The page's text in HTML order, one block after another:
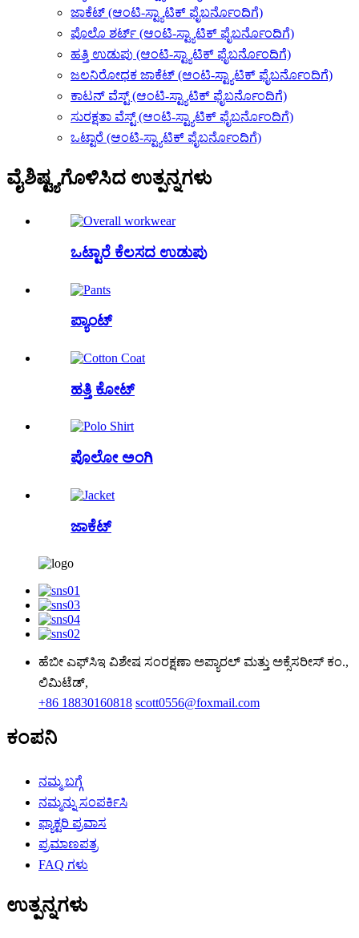
ಜಾಕೆಟ್ (ಆಂಟಿ-ಸ್ಟ್ಯಾಟಿಕ್ ಫೈಬರ್ನೊಂದಿಗೆ)
ಪೊಲೊ ಶರ್ಟ್ (ಆಂಟಿ-ಸ್ಟ್ಯಾಟಿಕ್ ಫೈಬರ್ನೊಂದಿಗೆ)
ಹತ್ತಿ ಉಡುಪು (ಆಂಟಿ-ಸ್ಟ್ಯಾಟಿಕ್ ಫೈಬರ್ನೊಂದಿಗೆ)
ಜಲನಿರೋಧಕ ಜಾಕೆಟ್ (ಆಂಟಿ-ಸ್ಟ್ಯಾಟಿಕ್ ಫೈಬರ್ನೊಂದಿಗೆ)
ಕಾಟನ್ ವೆಸ್ಟ್ (ಆಂಟಿ-ಸ್ಟ್ಯಾಟಿಕ್ ಫೈಬರ್ನೊಂದಿಗೆ)
ಸುರಕ್ಷತಾ ವೆಸ್ಟ್ (ಆಂಟಿ-ಸ್ಟ್ಯಾಟಿಕ್ ಫೈಬರ್ನೊಂದಿಗೆ)
ಒಟ್ಟಾರೆ (ಆಂಟಿ-ಸ್ಟ್ಯಾಟಿಕ್ ಫೈಬರ್ನೊಂದಿಗೆ)
ವೈಶಿಷ್ಟ್ಯಗೊಳಿಸಿದ ಉತ್ಪನ್ನಗಳು
ಒಟ್ಟಾರೆ ಕೆಲಸದ ಉಡುಪು
ಪ್ಯಾಂಟ್
ಹತ್ತಿ ಕೋಟ್
ಪೊಲೋ ಅಂಗಿ
ಜಾಕೆಟ್
ಹೆಬೀ ಎಫ್‌ಸಿಇ ವಿಶೇಷ ಸಂರಕ್ಷಣಾ ಅಪ್ಯಾರಲ್ ಮತ್ತು ಅಕ್ಸೆಸರೀಸ್ ಕಂ.,
ಲಿಮಿಟೆಡ್,
+86 18830160818 scott0556@foxmail.com
ಕಂಪನಿ
ನಮ್ಮ ಬಗ್ಗೆ
ನಮ್ಮನ್ನು ಸಂಪರ್ಕಿಸಿ
ಫ್ಯಾಕ್ಟರಿ ಪ್ರವಾಸ
ಪ್ರಮಾಣಪತ್ರ
FAQ ಗಳು
ಉತ್ಪನ್ನಗಳು